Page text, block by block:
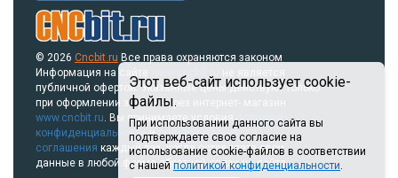
Этот веб-сайт использует cookie-
файлы.
При использовании данного сайта вы
подтверждаете свое согласие на
использование cookie-файлов в соответствии
с нашей политикой конфиденциальности.
© 2026 Cncbit.ru Все права охраняются законом
Информация на сайте
www.cncbit.ru
публичной офертой. Указанные цены действуют только
при оформлении заказа через интернет- магазин
www.cncbit.ru. Вы принимаете условияполитики
конфиденциальностиипользовательского
соглашения каждый раз, когда оставляете свои
данные в любой форме обратной связи на сайте.